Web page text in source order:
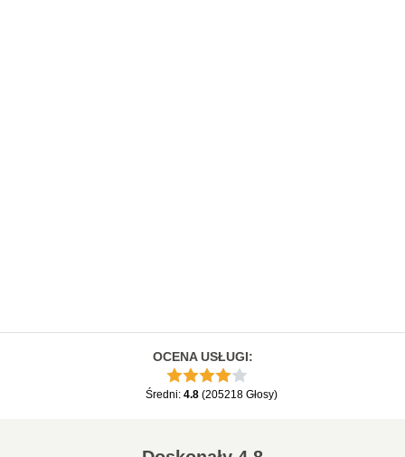
OCENA USŁUGI:
Średni: 4.8 (205218 Głosy)